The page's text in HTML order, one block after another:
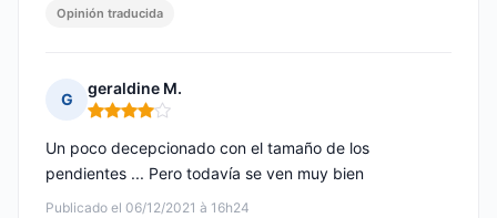
Opinión traducida
G
geraldine M.
Nota: 4 de 5
Publicado el 06/12/2021 à 16h24
Un poco decepcionado con el tamaño de los
pendientes ... Pero todavía se ven muy bien